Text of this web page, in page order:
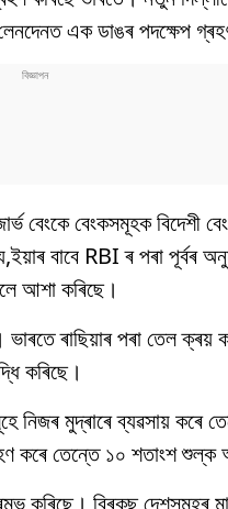
এক ডাঙৰ পদক্ষেপ
বেংকে বেংকসমূহক
বাবে RBI ৰ পৰা
আশা কৰিছে।
ৰাছিয়াৰ পৰা তেল ক্ৰয়
কৰিছে।
নিজৰ মুদ্ৰাৰে ব্যৱসায়
কৰে তেন্তে ১০ শতাংশ